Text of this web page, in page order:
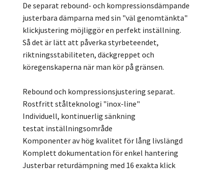
De separat rebound- och kompressionsdämpande
justerbara dämparna med sin "väl genomtänkta"
klickjustering möjliggör en perfekt inställning.
Så det är lätt att påverka styrbeteendet,
riktningsstabiliteten, däckgreppet och
köregenskaperna när man kör på gränsen.
Rebound och kompressionsjustering separat.
Rostfritt stålteknologi "inox-line"
Individuell, kontinuerlig sänkning
testat inställningsområde
Komponenter av hög kvalitet för lång livslängd
Komplett dokumentation för enkel hantering
Justerbar returdämpning med 16 exakta klick